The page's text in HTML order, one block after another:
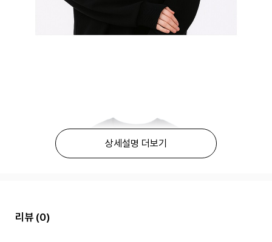
상세설명 더보기
리뷰 (0)